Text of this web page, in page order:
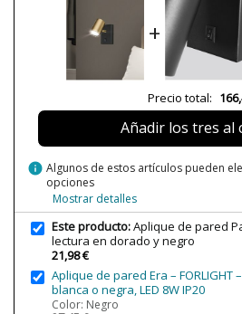
Largo (cm)
Peso Neto (KG)
0.3 kg
Plazo de Envío
230V
Casquillo
Potencia en Vatios
50W
Bombilla Incluida?
No
Protección IP
Certificados
CE
+
Precio total:
Añadir los tres al
info Algunos de estos artículos pueden
opciones
Mostrar detalles
Este producto:Aplique de pared
lectura en dorado y negro
21,98 €
Aplique de pared Era – FORLIGHT
blanca o negra, LED 8W IP20
Color: Negro